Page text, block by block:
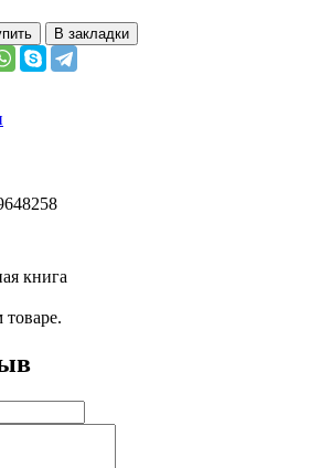
В закладки
книга